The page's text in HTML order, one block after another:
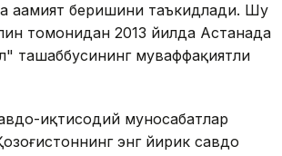
аҳамият беришини таъкидлади. Шу
томонидан 2013 йилда Астанада
ташаббусининг муваффақиятли
иқтисодий муносабатлар
энг йирик савдо